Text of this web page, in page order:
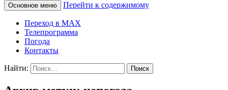
КАМЧАТСКОЕ
ИНФОРМАЦИОННОЕ
АГЕНТСТВО (КИА
«ВЕСТИ»)
Основное меню Перейти к содержимому
Переход в MAX
Телепрограмма
Погода
Контакты
Найти: